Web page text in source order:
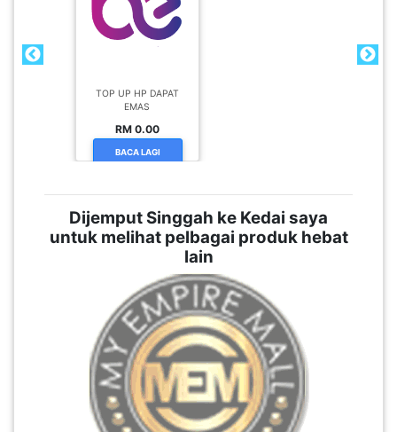
RM 0.00
BACA LAGI
Dijemput Singgah ke Kedai saya
untuk melihat pelbagai produk hebat
lain